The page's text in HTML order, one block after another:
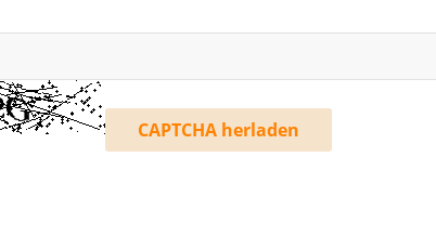
CAPTCHA herladen